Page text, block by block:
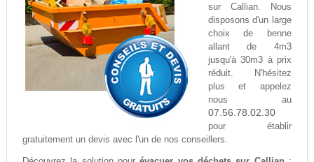
sur Callian. Nous
disposons d'un large
choix de benne
allant de 4m3
jusqu'à 30m3 à prix
réduit. N'hésitez
plus et appelez
nous au
07.56.78.02.30
pour établir
gratuitement un devis avec l'un de nos conseillers.